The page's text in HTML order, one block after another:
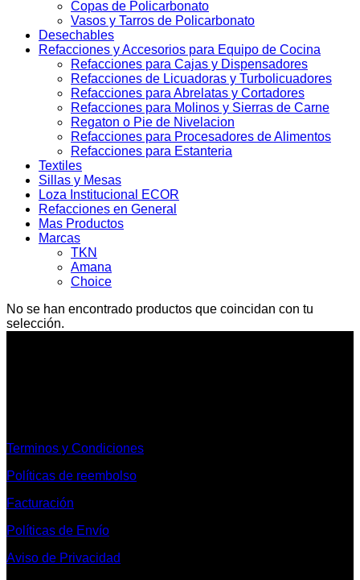
Copas de Policarbonato
Vasos y Tarros de Policarbonato
Desechables
Refacciones y Accesorios para Equipo de Cocina
Refacciones para Cajas y Dispensadores
Refacciones de Licuadoras y Turbolicuadores
Refacciones para Abrelatas y Cortadores
Refacciones para Molinos y Sierras de Carne
Regaton o Pie de Nivelacion
Refacciones para Procesadores de Alimentos
Refacciones para Estanteria
Textiles
Sillas y Mesas
Loza Institucional ECOR
Refacciones en General
Mas Productos
Marcas
TKN
Amana
Choice
No se han encontrado productos que coincidan con tu
selección.
Terminos y Condiciones
Políticas de reembolso
Facturación
Políticas de Envío
Aviso de Privacidad